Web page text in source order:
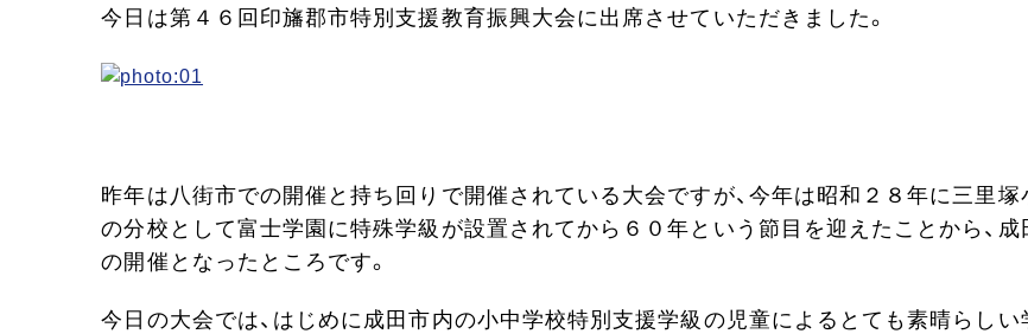
今日は第４６回印旛郡市特別支援教育振興大会に出席させていただきました。
昨年は八街市での開催と持ち回りで開催されている大会ですが、今年は昭和２８年に三里塚
の分校として富士学園に特殊学級が設置されてから６０年という節目を迎えたことから、成
の開催となったところです。
今日の大会では、はじめに成田市内の小中学校特別支援学級の児童によるとても素晴らしい